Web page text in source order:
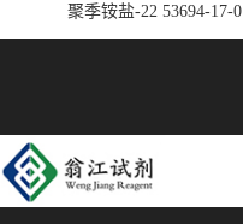
聚季铵盐-22 53694-17-0